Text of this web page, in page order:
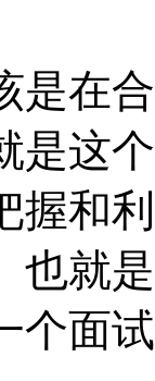
是在
是这
握和
也就
个面